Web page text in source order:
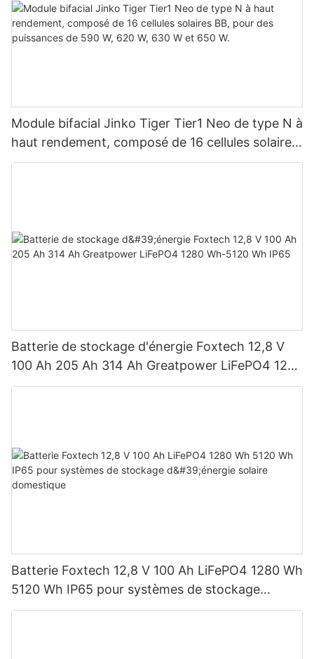
Module bifacial Jinko Tiger Tier1 Neo de type N à
haut rendement, composé de 16 cellules solaires
BB, pour des puissances de 590 W, 620 W, 630
Batterie de stockage d'énergie Foxtech 12,8 V
100 Ah 205 Ah 314 Ah Greatpower LiFePO4 1280
Wh-5120 Wh IP65
Batterie Foxtech 12,8 V 100 Ah LiFePO4 1280 Wh
5120 Wh IP65 pour systèmes de stockage
d'énergie solaire domestique